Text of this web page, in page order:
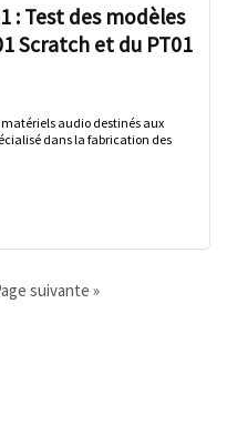
: Test des modèles
Scratch et du PT01
audio destinés aux
dans la fabrication des
suivante »